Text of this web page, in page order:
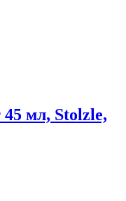
мл, Stolzle,